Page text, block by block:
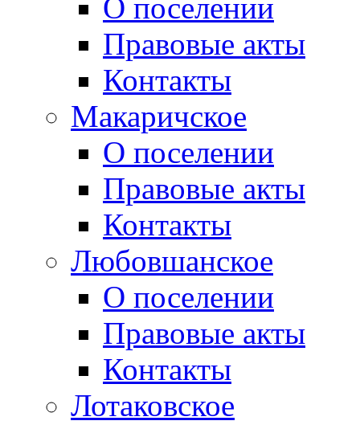
О поселении
Правовые акты
Контакты
Макаричское
О поселении
Правовые акты
Контакты
Любовшанское
О поселении
Правовые акты
Контакты
Лотаковское